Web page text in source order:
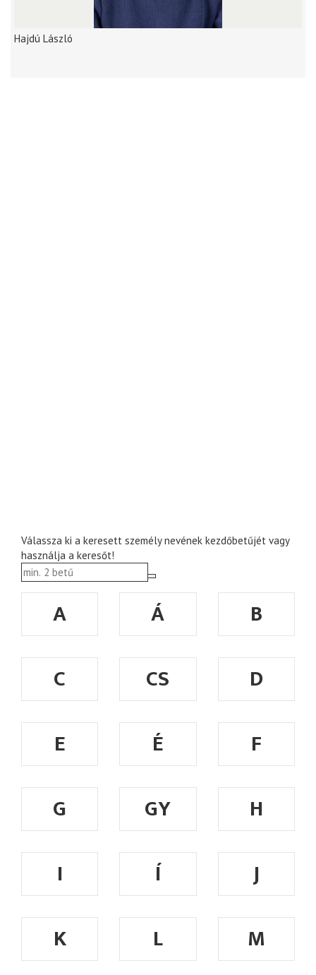
Hajdú László
Válassza ki a keresett személy nevének kezdőbetűjét vagy
használja a keresőt!
A Á
B
C
CS
D
E
É
F
G
GY
H
I
Í
J
K
L M